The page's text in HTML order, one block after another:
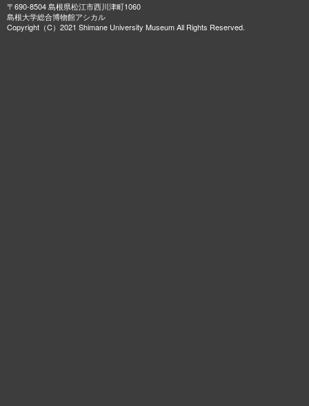
〒690-8504 島根県松江市西川津町1060
島根大学総合博物館アシカル
Copyright（C）2021 Shimane University Museum All Rights Reserved.